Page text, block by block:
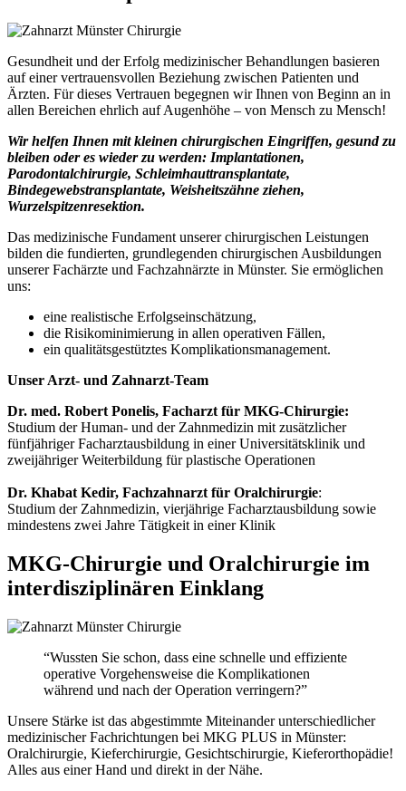
Gesundheit und der Erfolg medizinischer Behandlungen basieren
auf einer vertrauensvollen Beziehung zwischen Patienten und
Ärzten. Für dieses Vertrauen begegnen wir Ihnen von Beginn an in
allen Bereichen ehrlich auf Augenhöhe – von Mensch zu Mensch!
Wir helfen Ihnen mit kleinen chirurgischen Eingriffen, gesund zu
bleiben oder es wieder zu werden: Implantationen,
Parodontalchirurgie, Schleimhauttransplantate,
Bindegewebstransplantate, Weisheitszähne ziehen,
Wurzelspitzenresektion.
Das medizinische Fundament unserer chirurgischen Leistungen
bilden die fundierten, grundlegenden chirurgischen Ausbildungen
unserer Fachärzte und Fachzahnärzte in Münster. Sie ermöglichen
uns:
eine realistische Erfolgseinschätzung,
die Risikominimierung in allen operativen Fällen,
ein qualitätsgestütztes Komplikationsmanagement.
Unser Arzt- und Zahnarzt-Team
Dr. med. Robert Ponelis, Facharzt für MKG-Chirurgie:
Studium der Human- und der Zahnmedizin mit zusätzlicher
fünfjähriger Facharztausbildung in einer Universitätsklinik und
zweijähriger Weiterbildung für plastische Operationen
Dr. Khabat Kedir, Fachzahnarzt für Oralchirurgie:
Studium der Zahnmedizin, vierjährige Facharztausbildung sowie
mindestens zwei Jahre Tätigkeit in einer Klinik
MKG-Chirurgie und Oralchirurgie im
interdisziplinären Einklang
“Wussten Sie schon, dass eine schnelle und effiziente
operative Vorgehensweise die Komplikationen
während und nach der Operation verringern?”
Unsere Stärke ist das abgestimmte Miteinander unterschiedlicher
medizinischer Fachrichtungen bei MKG PLUS in Münster:
Oralchirurgie, Kieferchirurgie, Gesichtschirurgie, Kieferorthopädie!
Alles aus einer Hand und direkt in der Nähe.